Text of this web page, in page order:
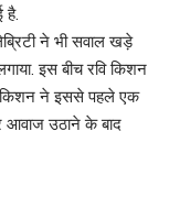
है.
ने भी सवाल खड़े
इस बीच रवि किशन
किशन ने इससे पहले एक
उठाने के बाद